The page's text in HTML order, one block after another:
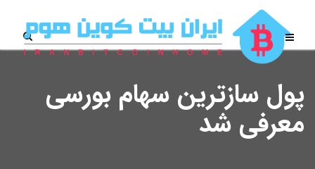
پول سازترین سهام بورسی
معرفی شد